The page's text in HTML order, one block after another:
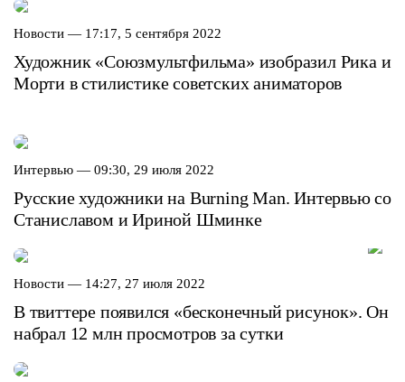
Новости — 17:17, 5 сентября 2022
Художник «Союзмультфильма» изобразил Рика и
Морти в стилистике советских аниматоров
Интервью — 09:30, 29 июля 2022
Русские художники на Burning Man. Интервью со
Станиславом и Ириной Шминке
Новости — 14:27, 27 июля 2022
В твиттере появился «бесконечный рисунок». Он
набрал 12 млн просмотров за сутки